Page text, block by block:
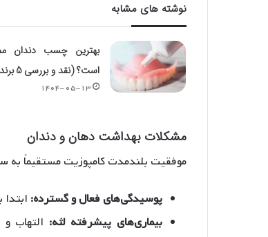
نوشته های مشابه
بهترین چسب دندان
است؟ (نقد و بررسی 5 برند معروف)
۱۴۰۴-۰۵-۱۳
مشکلات بهداشت دهان و دندان
موفقیت بلندمدت کامپوزیت مستقیماً به
پوسیدگی‌های فعال و گسترده:
بیماری‌های پیشرفته لثه: التهاب